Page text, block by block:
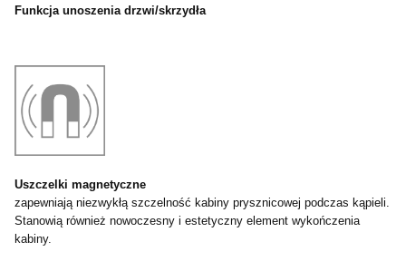
Funkcja unoszenia drzwi/skrzydła
Uszczelki magnetyczne
zapewniają niezwykłą szczelność kabiny prysznicowej podczas kąpieli.
Stanowią również nowoczesny i estetyczny element wykończenia
kabiny.